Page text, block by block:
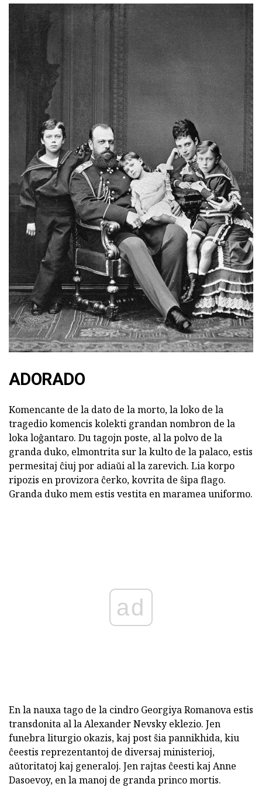
ADORADO
Komencante de la dato de la morto, la loko de la
tragedio komencis kolekti grandan nombron de la
loka loĝantaro. Du tagojn poste, al la polvo de la
granda duko, elmontrita sur la kulto de la palaco, estis
permesitaj ĉiuj por adiaŭi al la zarevich. Lia korpo
ripozis en provizora ĉerko, kovrita de ŝipa flago.
Granda duko mem estis vestita en maramea uniformo.
ad
En la nauxa tago de la cindro Georgiya Romanova estis
transdonita al la Alexander Nevsky eklezio. Jen
funebra liturgio okazis, kaj post ŝia pannikhida, kiu
ĉeestis reprezentantoj de diversaj ministerioj,
aŭtoritatoj kaj generaloj. Jen rajtas ĉeesti kaj Anne
Dasoevoy, en la manoj de granda princo mortis.